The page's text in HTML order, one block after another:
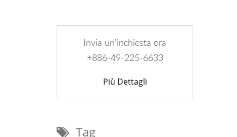
Invia un'inchiesta ora
+886-49-225-6633
Più Dettagli
Tag